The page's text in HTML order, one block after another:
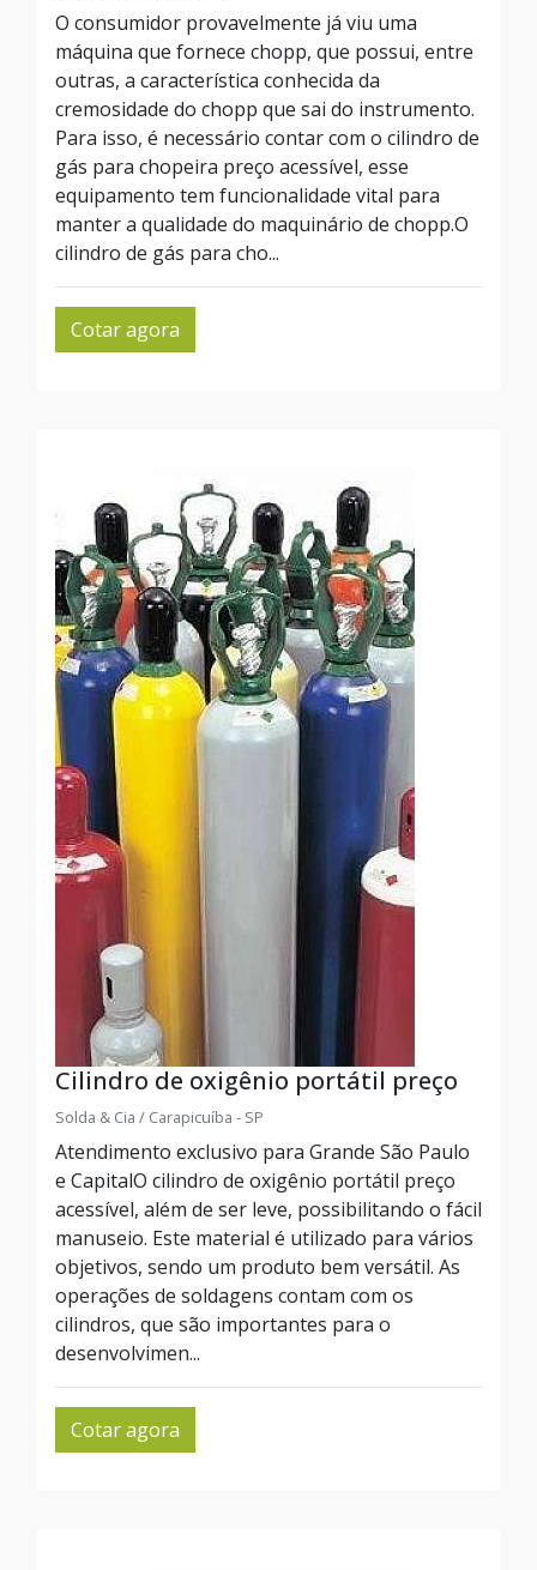
O consumidor provavelmente já viu uma
máquina que fornece chopp, que possui, entre
outras, a característica conhecida da
cremosidade do chopp que sai do instrumento.
Para isso, é necessário contar com o cilindro de
gás para chopeira preço acessível, esse
equipamento tem funcionalidade vital para
manter a qualidade do maquinário de chopp.O
cilindro de gás para cho...
Cotar agora
Cilindro de oxigênio portátil preço
Solda & Cia / Carapicuíba - SP
Atendimento exclusivo para Grande São Paulo
e CapitalO cilindro de oxigênio portátil preço
acessível, além de ser leve, possibilitando o fácil
manuseio. Este material é utilizado para vários
objetivos, sendo um produto bem versátil. As
operações de soldagens contam com os
cilindros, que são importantes para o
desenvolvimen...
Cotar agora